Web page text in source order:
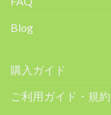
Blog
購入ガイド
ご利用ガイド・規